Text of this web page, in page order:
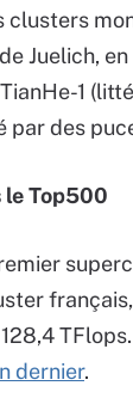
Juelich,
1
par des
Top500
dernier.